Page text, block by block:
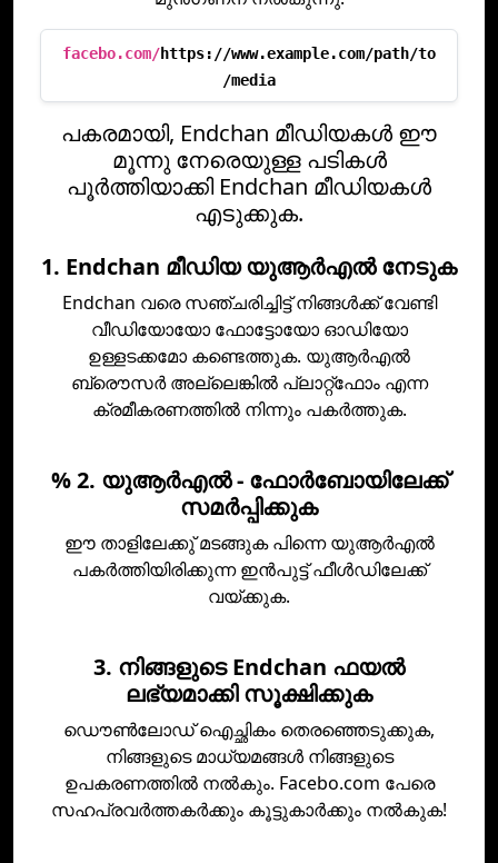
facebo.com/https://www.example.com/path/to
/media
പകരമായി, Endchan മീഡിയകൾ ഈ
മൂന്നു നേരെയുള്ള പടികൾ
പൂർത്തിയാക്കി Endchan മീഡിയകൾ
എടുക്കുക.
1. Endchan മീഡിയ യുആര്‍എല്‍ നേടുക
Endchan വരെ സഞ്ചരിച്ചിട്ട് നിങ്ങള്‍ക്ക് വേണ്ടി
വീഡിയോയോ ഫോട്ടോയോ ഓഡിയോ
ഉള്ളടക്കമോ കണ്ടെത്തുക. യുആര്‍എല്‍
ബ്രൌസര്‍ അല്ലെങ്കില്‍ പ്ലാറ്റ്ഫോം എന്ന
ക്രമീകരണത്തില്‍ നിന്നും പകര്‍ത്തുക.
% 2. യുആര്‍എല്‍ - ഫോര്‍ബോയിലേക്ക്
സമര്‍പ്പിക്കുക
ഈ താളിലേക്കു് മടങ്ങുക പിന്നെ യുആര്‍എല്‍
പകര്‍ത്തിയിരിക്കുന്ന ഇന്‍പുട്ട് ഫീള്‍ഡിലേക്ക്
വയ്ക്കുക.
3. നിങ്ങളുടെ Endchan ഫയല്‍
ലഭ്യമാക്കി സൂക്ഷിക്കുക
ഡൌണ്‍ലോഡ് ഐച്ഛികം തെരഞ്ഞെടുക്കുക,
നിങ്ങളുടെ മാധ്യമങ്ങള്‍ നിങ്ങളുടെ
ഉപകരണത്തില്‍ നല്‍കും. Facebo.com പേരെ
സഹപ്രവർത്തകര്‍ക്കും കൂട്ടുകാര്‍ക്കും നല്‍കുക!